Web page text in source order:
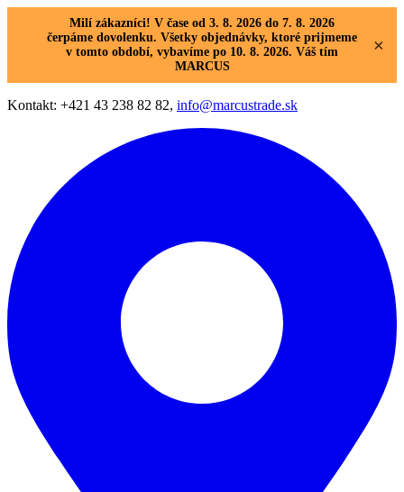
Milí zákazníci! V čase od 3. 8. 2026 do 7. 8. 2026
čerpáme dovolenku. Všetky objednávky, ktoré prijmeme
v tomto období, vybavíme po 10. 8. 2026. Váš tím
MARCUS
×
Kontakt: +421 43 238 82 82, info@marcustrade.sk